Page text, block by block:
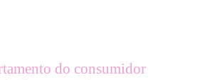
do consumidor